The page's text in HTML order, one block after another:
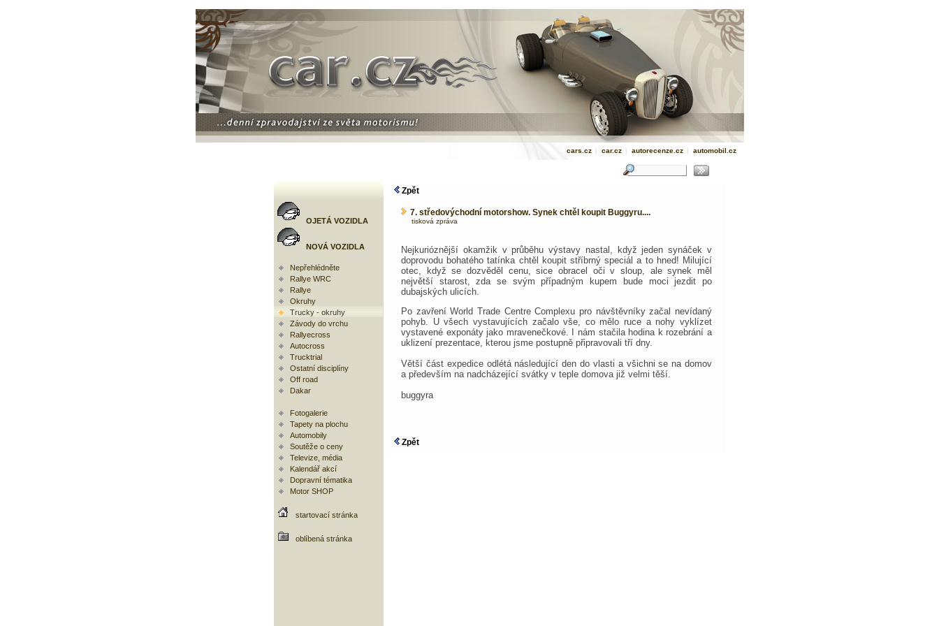
cars.cz | car.cz | autorecenze.cz | automobil.cz
OJETÁ VOZIDLA
NOVÁ VOZIDLA
Nepřehlédněte
Rallye WRC
Rallye
Okruhy
Trucky - okruhy
Závody do vrchu
Rallyecross
Autocross
Trucktrial
Ostatní disciplíny
Off road
Dakar
Fotogalerie
Tapety na plochu
Automobily
Soutěže o ceny
Televize, média
Kalendář akcí
Dopravní tématika
Motor SHOP
startovací stránka
oblíbená stránka
Zpět
7. středovýchodní motorshow. Synek chtěl koupit Buggyru....
tisková zpráva
Nejkurióznější okamžik v průběhu výstavy nastal, když jeden synáček v
doprovodu bohatého tatínka chtěl koupit stříbrný speciál a to hned! Milující
otec, když se dozvěděl cenu, sice obracel oči v sloup, ale synek měl
největší starost, zda se svým případným kupem bude moci jezdit po
dubajských ulicích.
Po zavření World Trade Centre Complexu pro návštěvníky začal nevídaný
pohyb. U všech vystavujících začalo vše, co mělo ruce a nohy vyklízet
vystavené exponáty jako mravenečkové. I nám stačila hodina k rozebrání a
uklizení prezentace, kterou jsme postupně připravovali tří dny.
Větší část expedice odlétá následující den do vlasti a všichni se na domov
a především na nadcházející svátky v teple domova již velmi těší.
buggyra
Zpět